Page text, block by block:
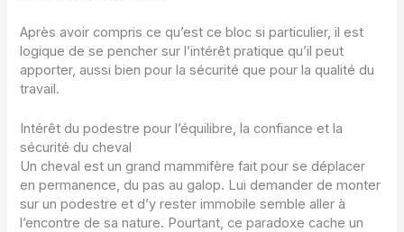
Après avoir compris ce qu’est ce bloc si particulier, il est
logique de se pencher sur l’intérêt pratique qu’il peut
apporter, aussi bien pour la sécurité que pour la qualité du
travail.
Intérêt du podestre pour l’équilibre, la confiance et la
sécurité du cheval
Un cheval est un grand mammifère fait pour se déplacer
en permanence, du pas au galop. Lui demander de monter
sur un podestre et d’y rester immobile semble aller à
l’encontre de sa nature. Pourtant, ce paradoxe cache un